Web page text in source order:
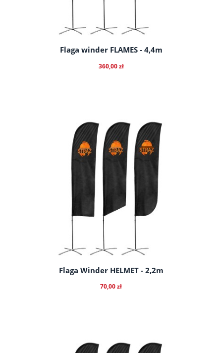
Flaga winder FLAMES - 4,4m
360,00 zł
do koszyka
Flaga Winder HELMET - 2,2m
70,00 zł
do koszyka